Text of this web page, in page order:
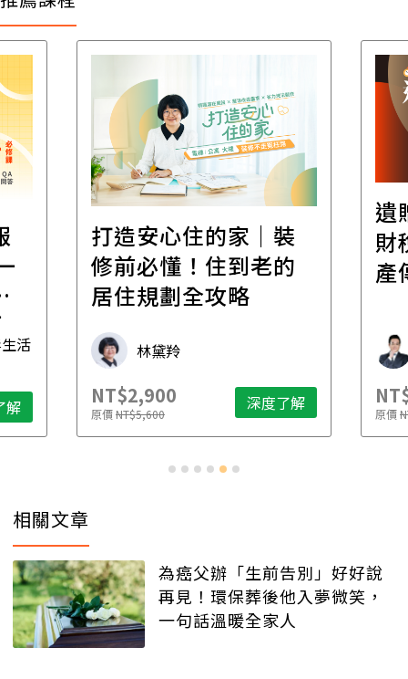
活
解
打造安心住的家｜裝
修前必懂！住到老的
居住規劃全攻略
林黛羚
NT$2,900
原價NT$5,600 深度了解
遺
財
產
原價
相關文章
為癌父辦「生前告別」好好說
再見！環保葬後他入夢微笑，
一句話溫暖全家人